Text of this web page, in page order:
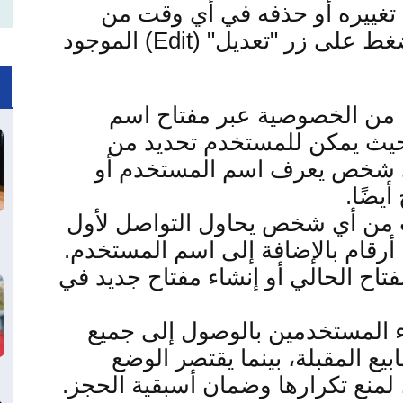
أو حذفه في أي وقت من
على زر "تعديل" (Edit) الموجود
من الخصوصية عبر مفتاح اسم
يمكن للمستخدم تحديد من
شخص يعرف اسم المستخدم أو
أيضًا.
من أي شخص يحاول التواصل لأول
أرقام بالإضافة إلى اسم المستخدم.
الحالي أو إنشاء مفتاح جديد في
المستخدمين بالوصول إلى جميع
المقبلة، بينما يقتصر الوضع
تكرارها وضمان أسبقية الحجز .